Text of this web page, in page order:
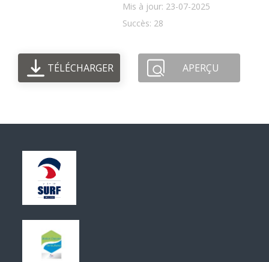
Mis à jour: 23-07-2025
Succès: 28
TÉLÉCHARGER APERÇU